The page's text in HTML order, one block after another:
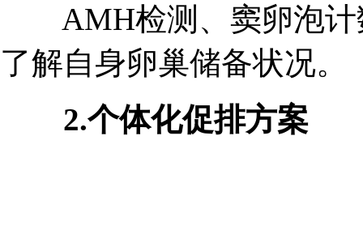
AMH检测、窦卵泡计
了解自身卵巢储备状况。
2.个体化促排方案